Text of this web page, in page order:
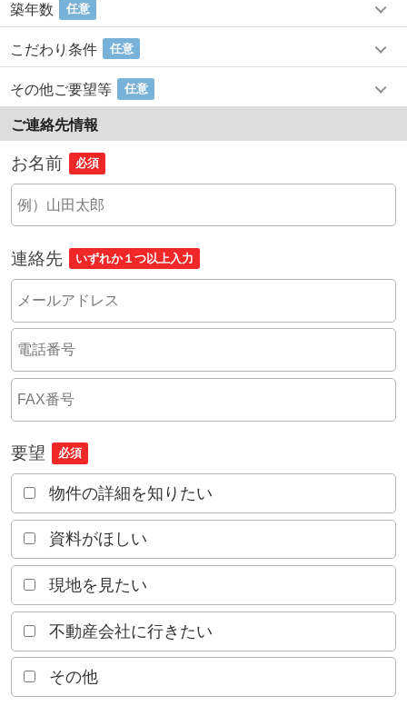
築年数 任意
こだわり条件 任意
その他ご要望等 任意
ご連絡先情報
お名前 必須
連絡先 いずれか１つ以上入力
要望 必須
物件の詳細を知りたい
資料がほしい
現地を見たい
不動産会社に行きたい
その他